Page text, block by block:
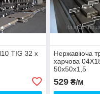
TIG 32 х
Нержавіюча
харчова
50х50х1,5
529₴/м